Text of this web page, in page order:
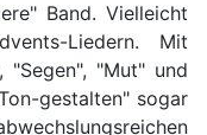
Band. Vielleicht
Liedern. Mit
"Segen", "Mut" und
gestalten" sogar